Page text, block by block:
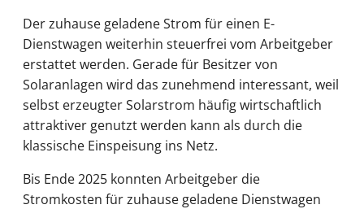
Der zuhause geladene Strom für einen E-
Dienstwagen weiterhin steuerfrei vom Arbeitgeber
erstattet werden. Gerade für Besitzer von
Solaranlagen wird das zunehmend interessant, weil
selbst erzeugter Solarstrom häufig wirtschaftlich
attraktiver genutzt werden kann als durch die
klassische Einspeisung ins Netz.
Bis Ende 2025 konnten Arbeitgeber die
Stromkosten für zuhause geladene Dienstwagen